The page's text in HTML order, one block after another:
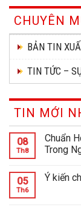
CHUYÊN
BẢN TIN
TIN TỨC –
TIN MỚI
08
Th8
Chuẩn
Trong
05
Th6
Ý kiến